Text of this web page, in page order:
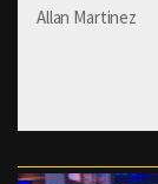
Allan Martinez